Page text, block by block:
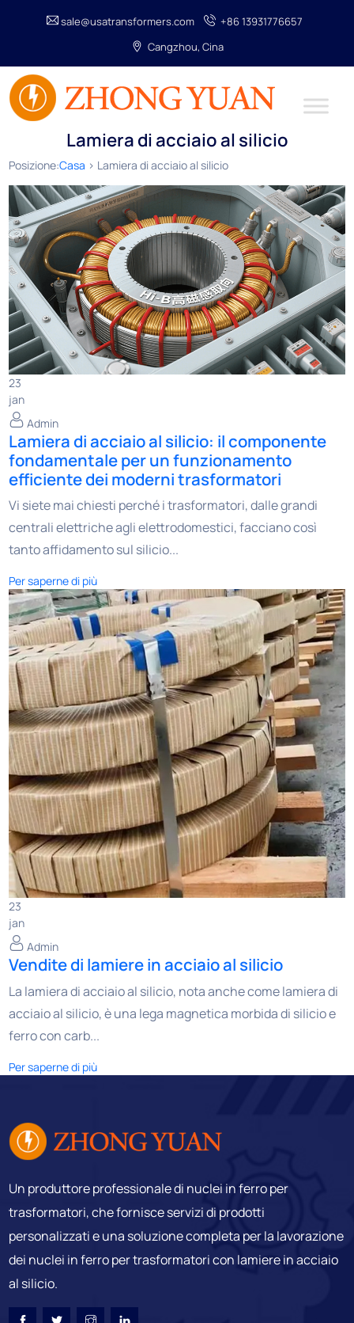
sale@usatransformers.com
+86 13931776657
Cangzhou, Cina
Lamiera di acciaio al silicio
Posizione:Casa > Lamiera di acciaio al silicio
23
jan
Admin
Lamiera di acciaio al silicio: il componente
fondamentale per un funzionamento
efficiente dei moderni trasformatori
Vi siete mai chiesti perché i trasformatori, dalle grandi
centrali elettriche agli elettrodomestici, facciano così
tanto affidamento sul silicio...
Per saperne di più
23
jan
Admin
Vendite di lamiere in acciaio al silicio
La lamiera di acciaio al silicio, nota anche come lamiera di
acciaio al silicio, è una lega magnetica morbida di silicio e
ferro con carb...
Per saperne di più
Un produttore professionale di nuclei in ferro per
trasformatori, che fornisce servizi di prodotti
personalizzati e una soluzione completa per la lavorazione
dei nuclei in ferro per trasformatori con lamiere in acciaio
al silicio.